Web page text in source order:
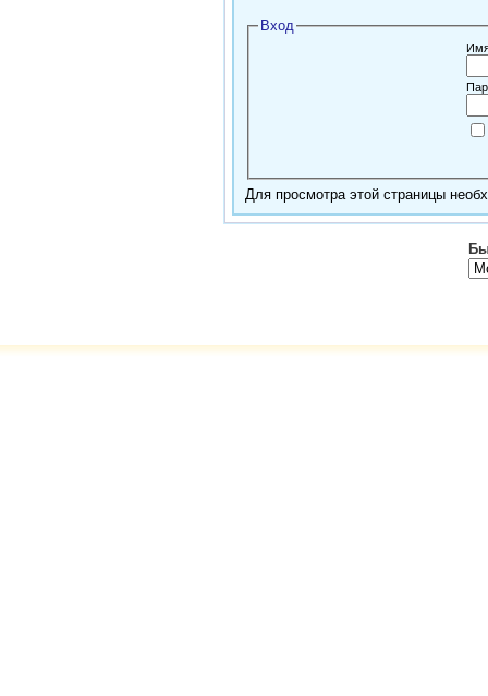
Вход
Для просмотра этой страницы